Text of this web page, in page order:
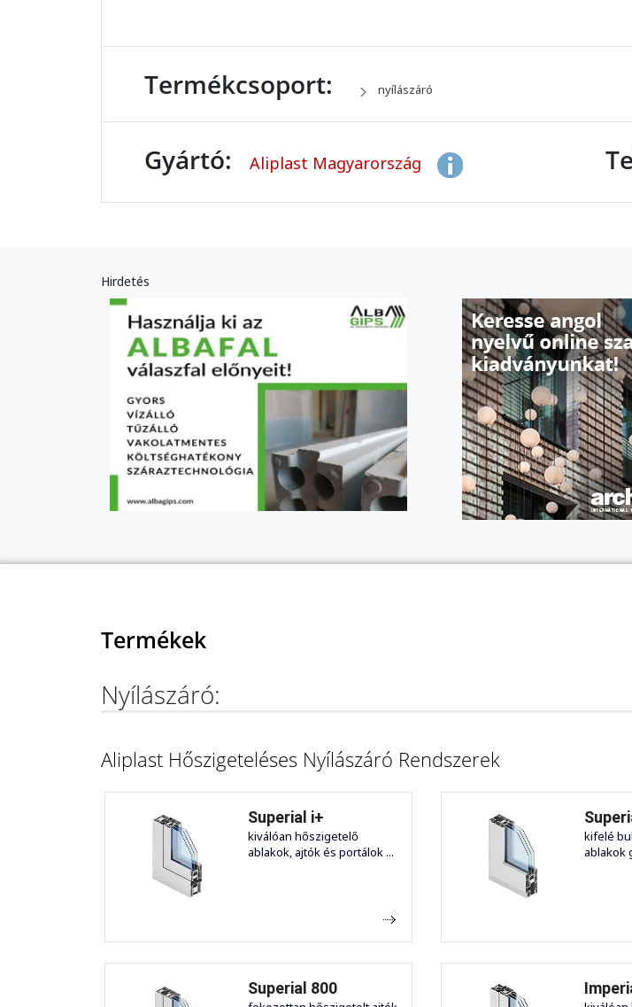
Termékcsoport: nyílászáró
Gyártó: Aliplast Magyarország
Hirdetés
Termékek
Nyílászáró:
Aliplast Hőszigeteléses Nyílászáró Rendszerek
Superial i+
kiválóan hőszigetelő
ablakok, ajtók és portálok ...
kifelé
ablakok
Superial 800